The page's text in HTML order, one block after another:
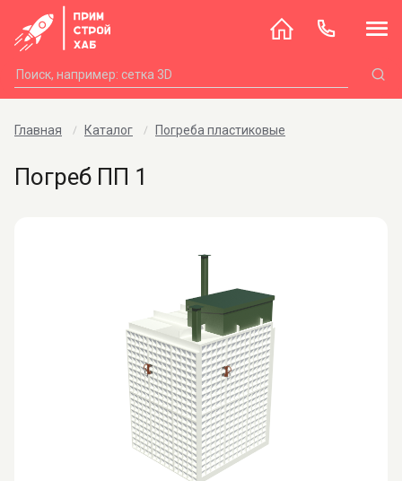
Главная Каталог Погреба пластиковые
Погреб ПП 1